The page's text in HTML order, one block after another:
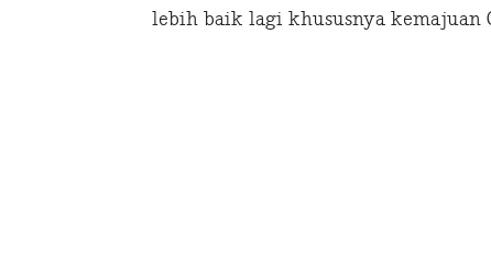
lebih baik lagi khususnya kemajuan